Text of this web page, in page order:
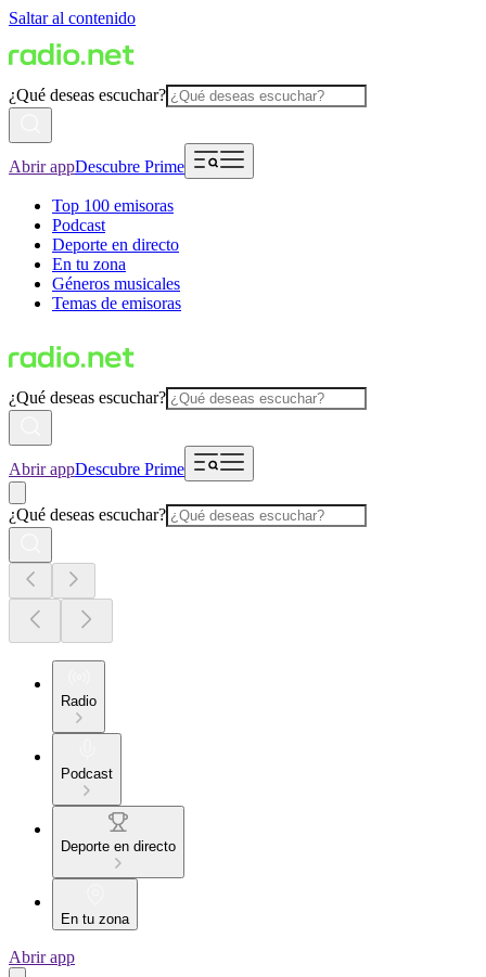
Saltar al contenido
¿Qué deseas escuchar?
Abrir appDescubre Prime
Top 100 emisoras
Podcast
Deporte en directo
En tu zona
Géneros musicales
Temas de emisoras
¿Qué deseas escuchar?
Abrir appDescubre Prime
¿Qué deseas escuchar?
Radio
Podcast
Deporte en directo
En tu zona
Abrir app